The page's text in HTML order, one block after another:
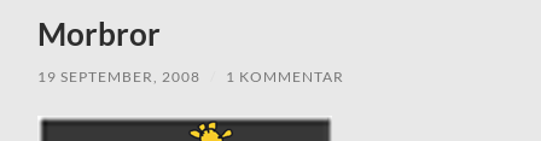
Morbror
19 SEPTEMBER, 2008 1 KOMMENTAR